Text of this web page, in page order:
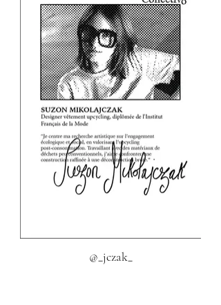
@_jczak_